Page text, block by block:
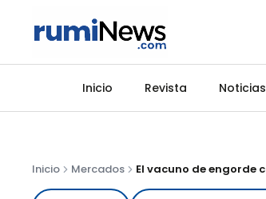
Inicio Revista Noticias
Inicio Mercados